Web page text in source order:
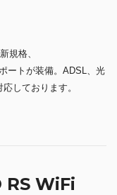
規格、
ートが装備。ADSL、光
しております。
RS WiFi